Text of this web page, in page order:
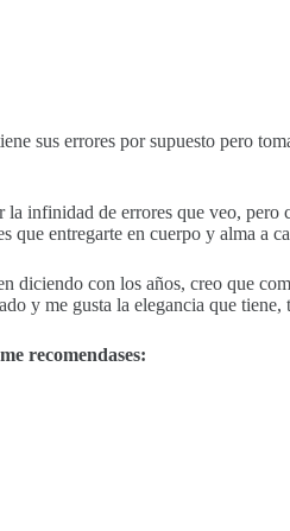
sus errores por supuesto pero
infinidad de errores que veo,
que entregarte en cuerpo y alma a
diciendo con los años, creo que
y me gusta la elegancia que
recomendases: